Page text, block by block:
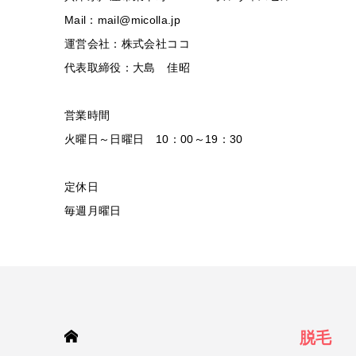
Mail：mail@micolla.jp
運営会社：株式会社ココ
代表取締役：大島 佳昭
営業時間
火曜日～日曜日 10：00～19：30
定休日
毎週月曜日
脱毛